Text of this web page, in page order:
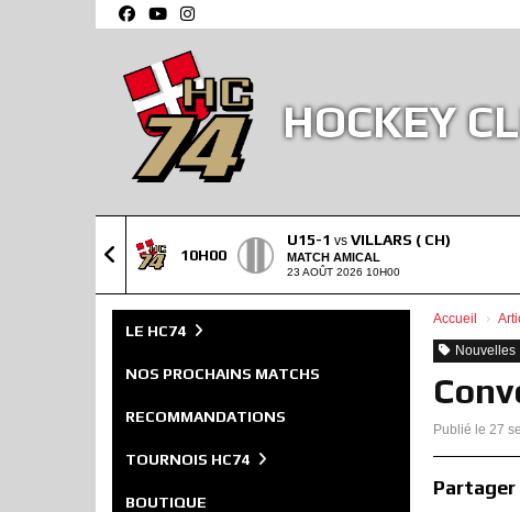
HOCKEY
10H00
U15-1 vs VILLARS ( CH)
MATCH AMICAL
23 AOÛT 2026 10H00
LE HC74
NOS PROCHAINS MATCHS
RECOMMANDATIONS
TOURNOIS HC74
BOUTIQUE
Accueil
Nouvelles
Publié le 27
Panneau de gestion des cookies